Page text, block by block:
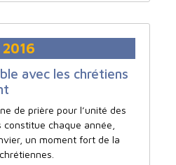
2016
avec les chrétiens
de prière pour l’unité des
constitue chaque année,
un moment fort de la